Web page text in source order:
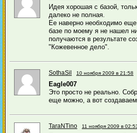
Идея хорошая с базой,
далеко не полная.
Ее наверно необходимо
базе по моему я не нашел
получаются в результате
"Кожевенное дело".
SothaSil 10 ноября 2009 в 21:58
Eagle007
Это просто не реально.
еще можно, а вот
TaraNTino 11 ноября 2009 в